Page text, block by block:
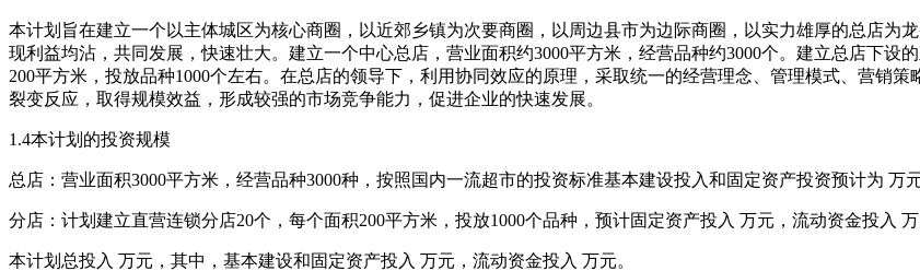
本计划旨在建立一个以主体城区为核心商圈，以近郊乡镇为次要商圈，以周边县市为边际商圈，以实力雄厚的总店为
现利益均沾，共同发展，快速壮大。建立一个中心总店，营业面积约3000平方米，经营品种约3000个。建立总店下设
200平方米，投放品种1000个左右。在总店的领导下，利用协同效应的原理，采取统一的经营理念、管理模式、营销
裂变反应，取得规模效益，形成较强的市场竞争能力，促进企业的快速发展。
1.4本计划的投资规模
总店：营业面积3000平方米，经营品种3000种，按照国内一流超市的投资标准基本建设投入和固定资产投资预计为 万
分店：计划建立直营连锁分店20个，每个面积200平方米，投放1000个品种，预计固定资产投入 万元，流动资金投入 万
本计划总投入 万元，其中，基本建设和固定资产投入 万元，流动资金投入 万元。